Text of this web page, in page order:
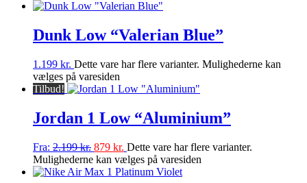
Dunk Low “Valerian Blue”
1.199 kr. Dette vare har flere varianter. Mulighederne kan
vælges på varesiden
Tilbud!
Jordan 1 Low “Aluminium”
Fra: 2.199kr. 879 kr. Dette vare har flere varianter.
Mulighederne kan vælges på varesiden